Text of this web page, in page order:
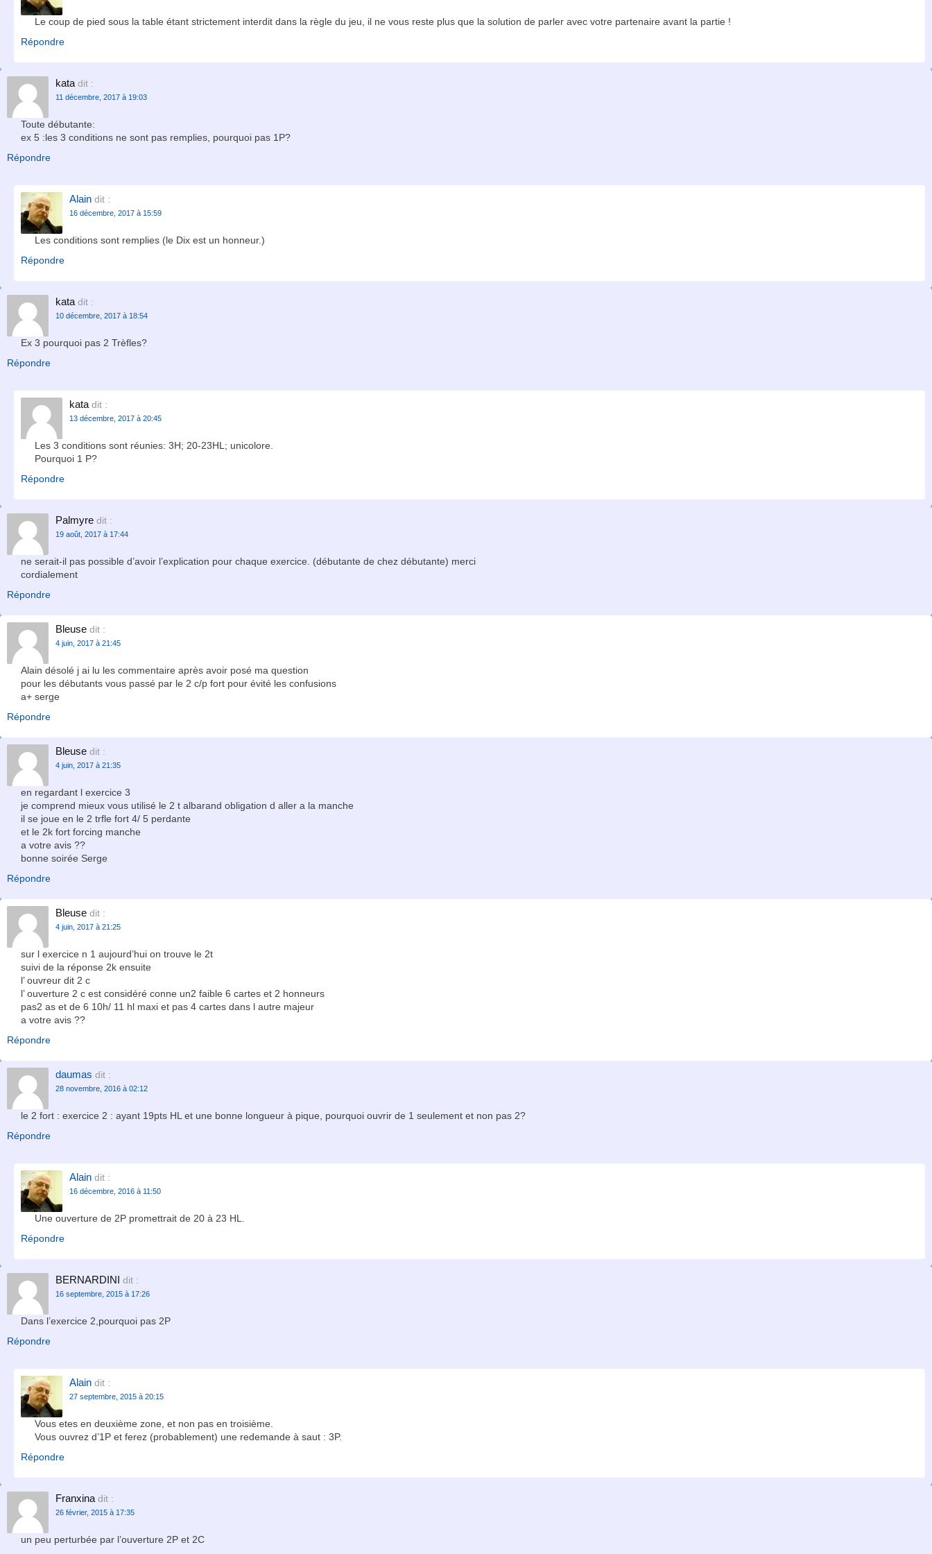
Le coup de pied sous la table étant strictement interdit dans la règle du jeu, il ne vous reste plus que la solution de parler avec votre partenaire avant la partie !
Répondre
kata dit :
11 décembre, 2017 à 19:03
Toute débutante:
ex 5 :les 3 conditions ne sont pas remplies, pourquoi pas 1P?
Répondre
Alain dit :
16 décembre, 2017 à 15:59
Les conditions sont remplies (le Dix est un honneur.)
Répondre
kata dit :
10 décembre, 2017 à 18:54
Ex 3 pourquoi pas 2 Trèfles?
Répondre
kata dit :
13 décembre, 2017 à 20:45
Les 3 conditions sont réunies: 3H; 20-23HL; unicolore.
Pourquoi 1 P?
Répondre
Palmyre dit :
19 août, 2017 à 17:44
ne serait-il pas possible d’avoir l’explication pour chaque exercice. (débutante de chez débutante) merci
cordialement
Répondre
Bleuse dit :
4 juin, 2017 à 21:45
Alain désolé j ai lu les commentaire après avoir posé ma question
pour les débutants vous passé par le 2 c/p fort pour évité les confusions
a+ serge
Répondre
Bleuse dit :
4 juin, 2017 à 21:35
en regardant l exercice 3
je comprend mieux vous utilisé le 2 t albarand obligation d aller a la manche
il se joue en le 2 trfle fort 4/ 5 perdante
et le 2k fort forcing manche
a votre avis ??
bonne soirée Serge
Répondre
Bleuse dit :
4 juin, 2017 à 21:25
sur l exercice n 1 aujourd’hui on trouve le 2t
suivi de la réponse 2k ensuite
l’ ouvreur dit 2 c
l’ ouverture 2 c est considéré conne un2 faible 6 cartes et 2 honneurs
pas2 as et de 6 10h/ 11 hl maxi et pas 4 cartes dans l autre majeur
a votre avis ??
Répondre
daumas dit :
28 novembre, 2016 à 02:12
le 2 fort : exercice 2 : ayant 19pts HL et une bonne longueur à pique, pourquoi ouvrir de 1 seulement et non pas 2?
Répondre
Alain dit :
16 décembre, 2016 à 11:50
Une ouverture de 2P promettrait de 20 à 23 HL.
Répondre
BERNARDINI dit :
16 septembre, 2015 à 17:26
Dans l’exercice 2,pourquoi pas 2P
Répondre
Alain dit :
27 septembre, 2015 à 20:15
Vous etes en deuxième zone, et non pas en troisième.
Vous ouvrez d’1P et ferez (probablement) une redemande à saut : 3P.
Répondre
Franxina dit :
26 février, 2015 à 17:35
un peu perturbée par l’ouverture 2P et 2C